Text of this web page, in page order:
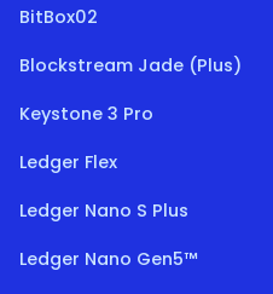
BitBox02
Blockstream Jade (Plus)
Keystone 3 Pro
Ledger Flex
Ledger Nano S Plus
Ledger Nano Gen5™